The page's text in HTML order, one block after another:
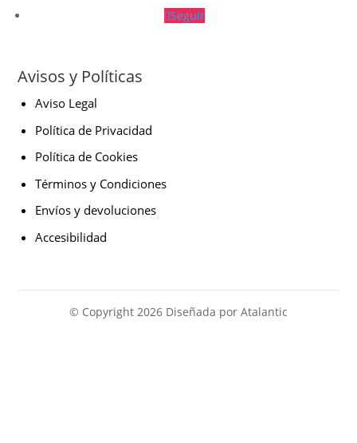
Seguir
Avisos y Políticas
Aviso Legal
Política de Privacidad
Política de Cookies
Términos y Condiciones
Envíos y devoluciones
Accesibilidad
© Copyright 2026 Diseñada por Atalantic